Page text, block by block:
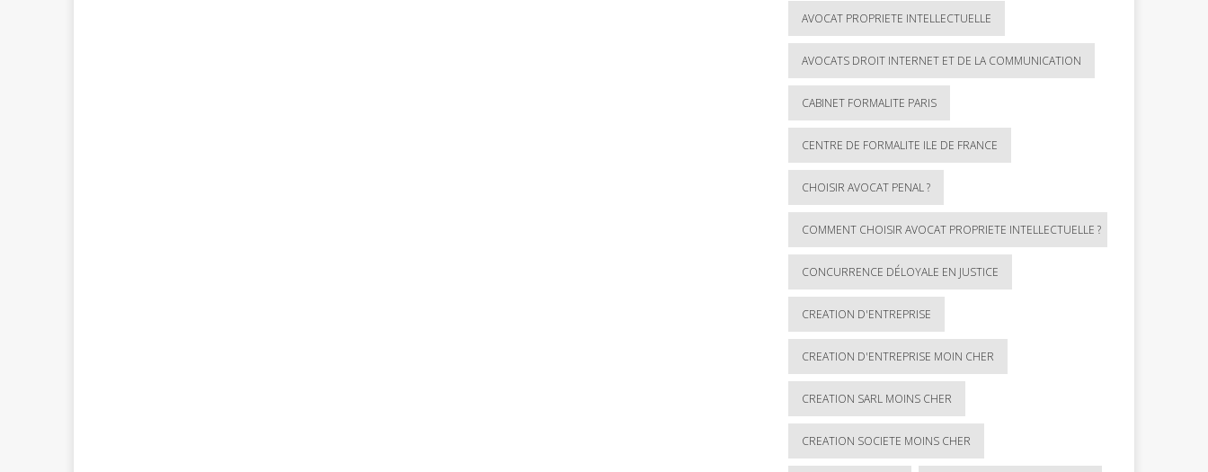
AVOCAT PROPRIETE INTELLECTUELLE
AVOCATS DROIT INTERNET ET DE LA COMMUNICATION
CABINET FORMALITE PARIS
CENTRE DE FORMALITE ILE DE FRANCE
CHOISIR AVOCAT PENAL ?
COMMENT CHOISIR AVOCAT PROPRIETE INTELLECTUELLE ?
CONCURRENCE DÉLOYALE EN JUSTICE
CREATION D'ENTREPRISE
CREATION D'ENTREPRISE MOIN CHER
CREATION SARL MOINS CHER
CREATION SOCIETE MOINS CHER